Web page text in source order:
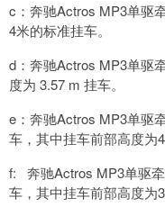
c：奔驰Actros MP3单驱
4米的标准挂车。
d：奔驰Actros MP3单驱
度为 3.57 m 挂车。
e：奔驰Actros MP3单驱
车，其中挂车前部高度为
f: 奔驰Actros MP3单驱
车，其中挂车前部高度为